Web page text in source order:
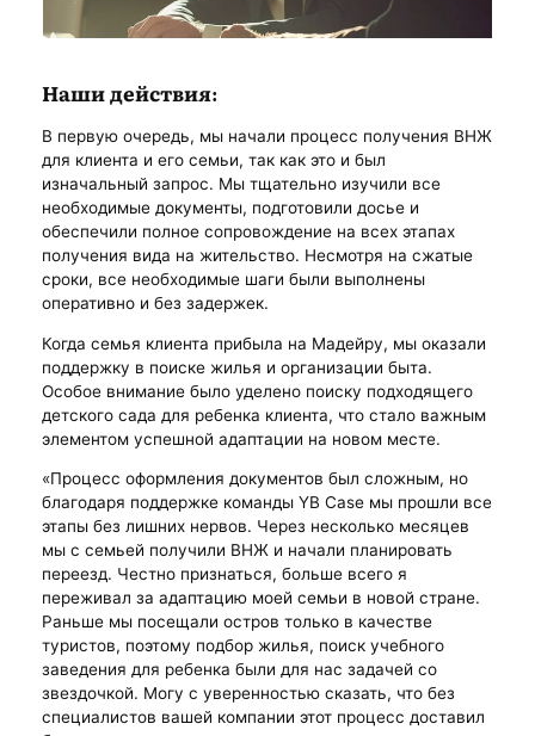
Наши действия:
В первую очередь, мы начали процесс получения ВНЖ
для клиента и его семьи, так как это и был
изначальный запрос. Мы тщательно изучили все
необходимые документы, подготовили досье и
обеспечили полное сопровождение на всех этапах
получения вида на жительство. Несмотря на сжатые
сроки, все необходимые шаги были выполнены
оперативно и без задержек.
Когда семья клиента прибыла на Мадейру, мы оказали
поддержку в поиске жилья и организации быта.
Особое внимание было уделено поиску подходящего
детского сада для ребенка клиента, что стало важным
элементом успешной адаптации на новом месте.
«Процесс оформления документов был сложным, но
благодаря поддержке команды YB Case мы прошли все
этапы без лишних нервов. Через несколько месяцев
мы с семьей получили ВНЖ и начали планировать
переезд. Честно признаться, больше всего я
переживал за адаптацию моей семьи в новой стране.
Раньше мы посещали остров только в качестве
туристов, поэтому подбор жилья, поиск учебного
заведения для ребенка были для нас задачей со
звездочкой. Могу с уверенностью сказать, что без
специалистов вашей компании этот процесс доставил